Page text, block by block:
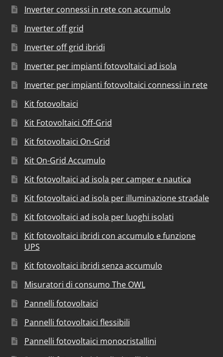
Inverter connessi in rete con accumulo
Inverter off grid
Inverter off grid ibridi
Inverter per impianti fotovoltaici ad isola
Inverter per impianti fotovoltaici connessi in rete
Kit fotovoltaici
Kit Fotovoltaici Off-Grid
Kit fotovoltaici On-Grid
Kit On-Grid Accumulo
Kit fotovoltaici ad isola per camper e nautica
Kit fotovoltaici ad isola per illuminazione stradale
Kit fotovoltaici ad isola per luoghi isolati
Kit fotovoltaici ibridi con accumulo e funzione
UPS
Kit fotovoltaici ibridi senza accumulo
Misuratori di consumo The OWL
Pannelli fotovoltaici
Pannelli fotovoltaici flessibili
Pannelli fotovoltaici monocristallini